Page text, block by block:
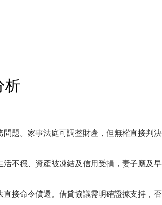
析
題。家事法庭可調整財產，但無權直接判決
不穩、資產被凍結及信用受損，妻子應及早
接命令償還。借貸協議需明確證據支持，否